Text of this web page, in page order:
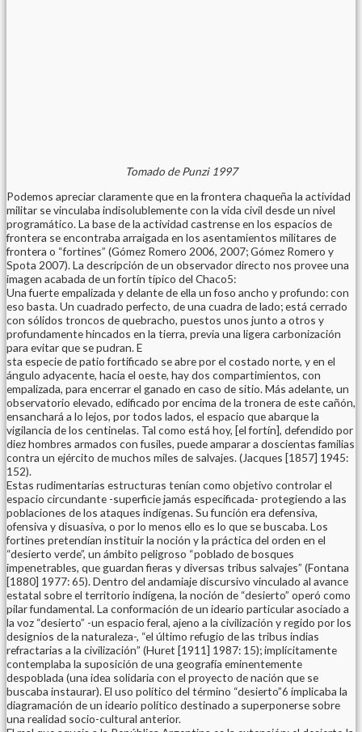
Tomado de Punzi 1997
Podemos apreciar claramente que en la frontera chaqueña la actividad
militar se vinculaba indisolublemente con la vida civil desde un nivel
programático. La base de la actividad castrense en los espacios de
frontera se encontraba arraigada en los asentamientos militares de
frontera o “fortines” (Gómez Romero 2006, 2007; Gómez Romero y
Spota 2007). La descripción de un observador directo nos provee una
imagen acabada de un fortín típico del Chaco5:
Una fuerte empalizada y delante de ella un foso ancho y profundo: con
eso basta. Un cuadrado perfecto, de una cuadra de lado; está cerrado
con sólidos troncos de quebracho, puestos unos junto a otros y
profundamente hincados en la tierra, previa una ligera carbonización
para evitar que se pudran. E
sta especie de patio fortificado se abre por el costado norte, y en el
ángulo adyacente, hacia el oeste, hay dos compartimientos, con
empalizada, para encerrar el ganado en caso de sitio. Más adelante, un
observatorio elevado, edificado por encima de la tronera de este cañón,
ensanchará a lo lejos, por todos lados, el espacio que abarque la
vigilancia de los centinelas. Tal como está hoy, [el fortín], defendido por
diez hombres armados con fusiles, puede amparar a doscientas familias
contra un ejército de muchos miles de salvajes. (Jacques [1857] 1945:
152).
Estas rudimentarias estructuras tenían como objetivo controlar el
espacio circundante -superficie jamás especificada- protegiendo a las
poblaciones de los ataques indígenas. Su función era defensiva,
ofensiva y disuasiva, o por lo menos ello es lo que se buscaba. Los
fortines pretendían instituir la noción y la práctica del orden en el
“desierto verde”, un ámbito peligroso “poblado de bosques
impenetrables, que guardan fieras y diversas tribus salvajes” (Fontana
[1880] 1977: 65). Dentro del andamiaje discursivo vinculado al avance
estatal sobre el territorio indígena, la noción de “desierto” operó como
pilar fundamental. La conformación de un ideario particular asociado a
la voz “desierto” -un espacio feral, ajeno a la civilización y regido por los
designios de la naturaleza-, “el último refugio de las tribus indias
refractarias a la civilización” (Huret [1911] 1987: 15); implícitamente
contemplaba la suposición de una geografía eminentemente
despoblada (una idea solidaria con el proyecto de nación que se
buscaba instaurar). El uso político del término “desierto”6 implicaba la
diagramación de un ideario político destinado a superponerse sobre
una realidad socio-cultural anterior.